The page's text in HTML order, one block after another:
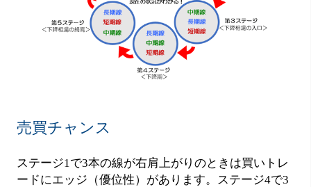
売買チャンス
ステージ1で3本の線が右肩上がりのときは買いトレ
ードにエッジ（優位性）があります。ステージ4で3